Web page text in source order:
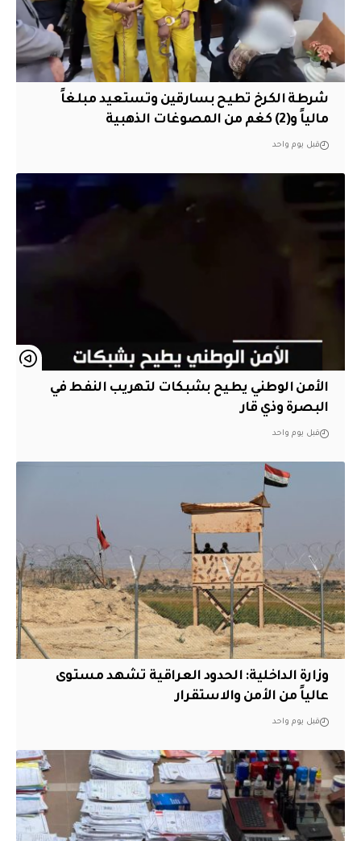
شرطة الكرخ تطيح بسارقين وتستعيد مبلغاً
مالياً و(2) كغم من المصوغات الذهبية
قبل يوم واحد
الأمن الوطني يطيح بشبكات لتهريب النفط في
البصرة وذي قار
قبل يوم واحد
وزارة الداخلية: الحدود العراقية تشهد مستوى
عالياً من الأمن والاستقرار
قبل يوم واحد